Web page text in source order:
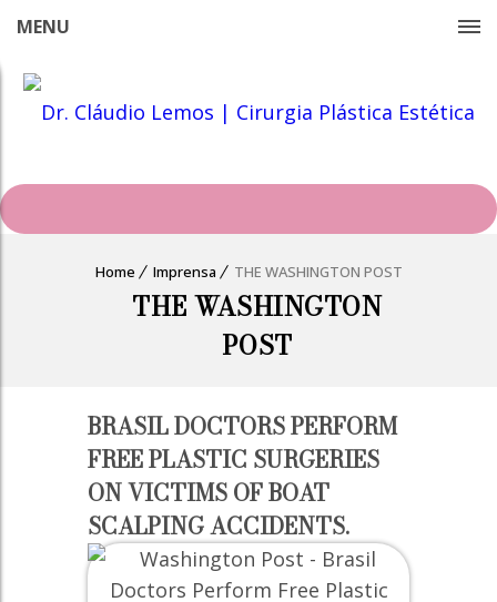
MENU
Home Imprensa THE WASHINGTON POST
THE WASHINGTON
POST
BRASIL DOCTORS PERFORM
FREE PLASTIC SURGERIES
ON VICTIMS OF BOAT
SCALPING ACCIDENTS.